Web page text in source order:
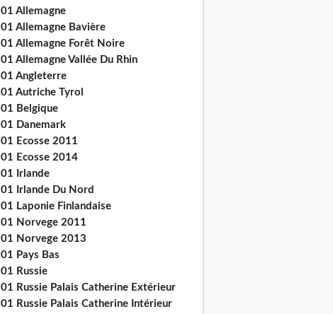
01 Allemagne
01 Allemagne Bavière
01 Allemagne Forêt Noire
01 Allemagne Vallée Du Rhin
01 Angleterre
01 Autriche Tyrol
01 Belgique
01 Danemark
01 Ecosse 2011
01 Ecosse 2014
01 Irlande
01 Irlande Du Nord
01 Laponie Finlandaise
01 Norvege 2011
01 Norvege 2013
01 Pays Bas
01 Russie
01 Russie Palais Catherine Extérieur
01 Russie Palais Catherine Intérieur